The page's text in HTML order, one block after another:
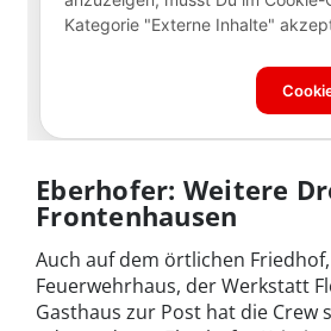
Eberhofer: Weitere
Frontenhausen
Auch auf dem örtlichen
Feuerwehrhaus, der Werkstatt
Gasthaus zur Post hat die Crew